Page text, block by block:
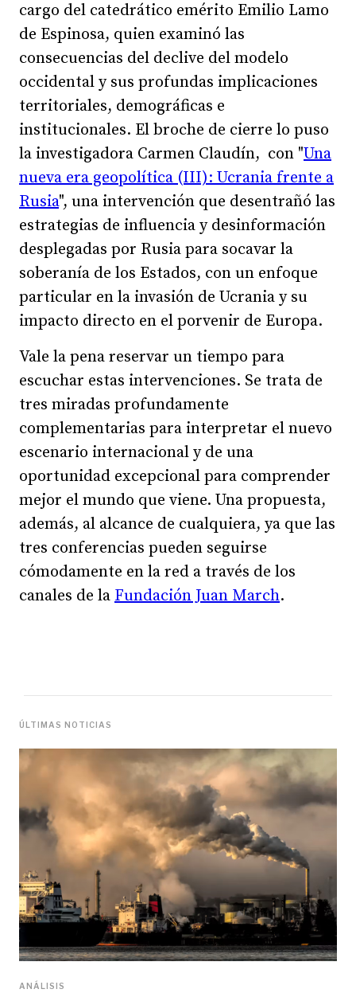
cargo del catedrático emérito Emilio Lamo
de Espinosa, quien examinó las
consecuencias del declive del modelo
occidental y sus profundas implicaciones
territoriales, demográficas e
institucionales. El broche de cierre lo puso
la investigadora Carmen Claudín, con "Una
nueva era geopolítica (III): Ucrania frente a
Rusia", una intervención que desentrañó las
estrategias de influencia y desinformación
desplegadas por Rusia para socavar la
soberanía de los Estados, con un enfoque
particular en la invasión de Ucrania y su
impacto directo en el porvenir de Europa.
Vale la pena reservar un tiempo para
escuchar estas intervenciones. Se trata de
tres miradas profundamente
complementarias para interpretar el nuevo
escenario internacional y de una
oportunidad excepcional para comprender
mejor el mundo que viene. Una propuesta,
además, al alcance de cualquiera, ya que las
tres conferencias pueden seguirse
cómodamente en la red a través de los
canales de la Fundación Juan March.
ÚLTIMAS NOTICIAS
ANÁLISIS